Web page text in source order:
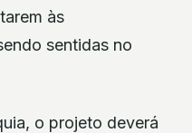
às
sentidas no
o projeto deverá